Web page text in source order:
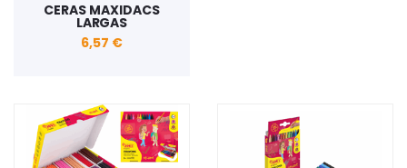
CERAS MAXIDACS
LARGAS
6,57 €